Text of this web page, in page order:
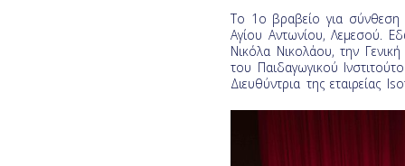
Το 1ο βραβείο για σύνθεση
Αγίου Αντωνίου, Λεμεσού.
Νικόλα Νικολάου, την
του Παιδαγωγικού
Διευθύντρια της εταιρείας